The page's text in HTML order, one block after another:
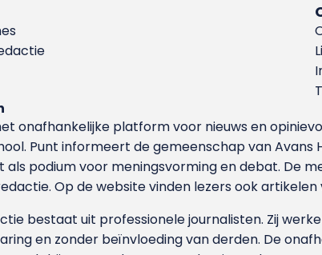
onafhankelijke platform voor nieuws en
Punt informeert de gemeenschap van
als podium voor meningsvorming en debat. De
Op de website vinden lezers ook artikelen
bestaat uit professionele journalisten. Zij
en zonder beïnvloeding van derden. De